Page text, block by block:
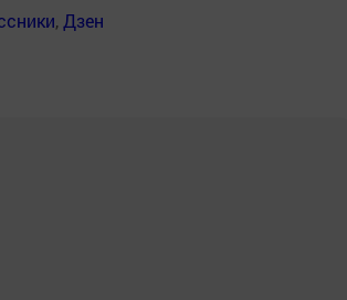
, Дзен